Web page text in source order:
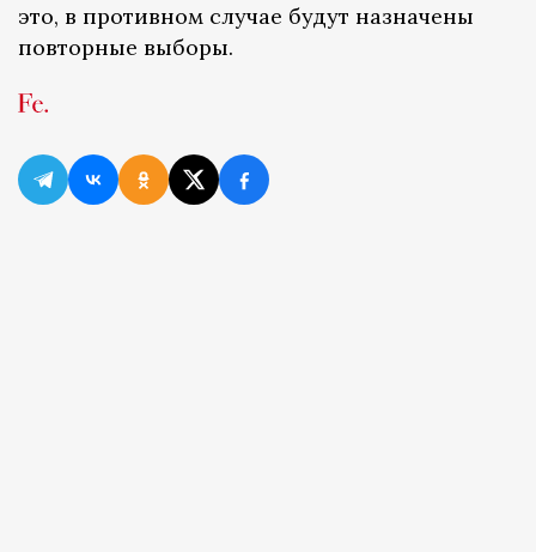
это, в противном случае будут назначены
повторные выборы.